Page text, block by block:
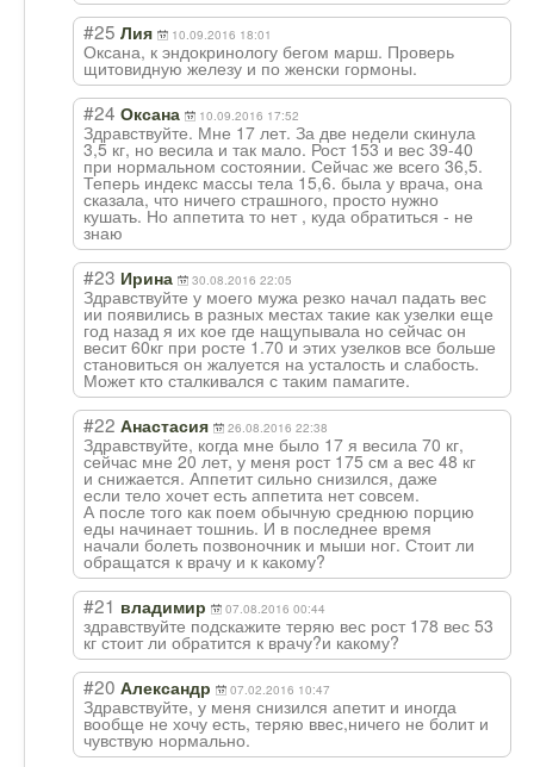
#25 Лия 10.09.2016 18:01
Оксана, к эндокринологу бегом марш. Проверь
щитовидную железу и по женски гормоны.
#24 Оксана 10.09.2016 17:52
Здравствуйте. Мне 17 лет. За две недели скинула
3,5 кг, но весила и так мало. Рост 153 и вес 39-40
при нормальном состоянии. Сейчас же всего 36,5.
Теперь индекс массы тела 15,6. была у врача, она
сказала, что ничего страшного, просто нужно
кушать. Но аппетита то нет , куда обратиться - не
знаю
#23 Ирина 30.08.2016 22:05
Здравствуйте у моего мужа резко начал падать вес
ии появились в разных местах такие как узелки еще
год назад я их кое где нащупывала но сейчас он
весит 60кг при росте 1.70 и этих узелков все больше
становиться он жалуется на усталость и слабость.
Может кто сталкивался с таким памагите.
#22 Анастасия 26.08.2016 22:38
Здравствуйте, когда мне было 17 я весила 70 кг,
сейчас мне 20 лет, у меня рост 175 см а вес 48 кг
и снижается. Аппетит сильно снизился, даже
если тело хочет есть аппетита нет совсем.
А после того как поем обычную среднюю порцию
еды начинает тошниь. И в последнее время
начали болеть позвоночник и мыши ног. Стоит ли
обращатся к врачу и к какому?
#21 владимир 07.08.2016 00:44
здравствуйте подскажите теряю вес рост 178 вес 53
кг стоит ли обратится к врачу?и какому?
#20 Александр 07.02.2016 10:47
Здравствуйте, у меня снизился апетит и иногда
вообще не хочу есть, теряю ввес,ничего не болит и
чувствую нормально.